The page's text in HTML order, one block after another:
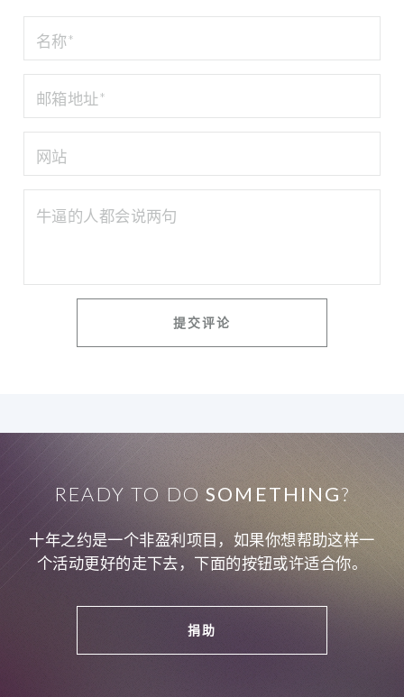
READY TO DOSOMETHING?
十年之约是一个非盈利项目，如果你想帮助这样一
个活动更好的走下去，下面的按钮或许适合你。
捐助